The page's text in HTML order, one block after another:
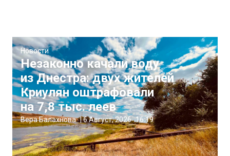
Новости
Незаконно качали воду
из Днестра: двух жителей
Криулян оштрафовали
на 7,8 тыс. леев
Вера Балахнова |6 Август, 2026 16:19